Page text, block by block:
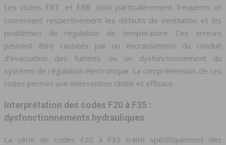
Les codes
E07 et E08 sont particulièrement fréquents et
concernent respectivement les défauts de ventilation et les
problèmes de régulation de température. Ces erreurs
peuvent être causées par un encrassement du conduit
d’évacuation des fumées ou un dysfonctionnement du
système de régulation électronique. La compréhension de ces
codes permet une intervention ciblée et efficace.
Interprétation des codes F20 à F35 :
dysfonctionnements hydrauliques
La série de codes F20 à F35 traite spécifiquement des